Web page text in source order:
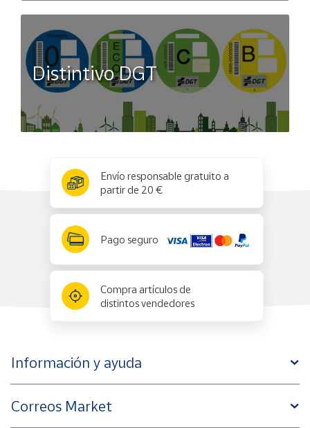
Distintivo DGT
Envío responsable gratuito a
partir de 20 €
Pago seguro
Compra artículos de
distintos vendedores
Información y ayuda
Correos Market